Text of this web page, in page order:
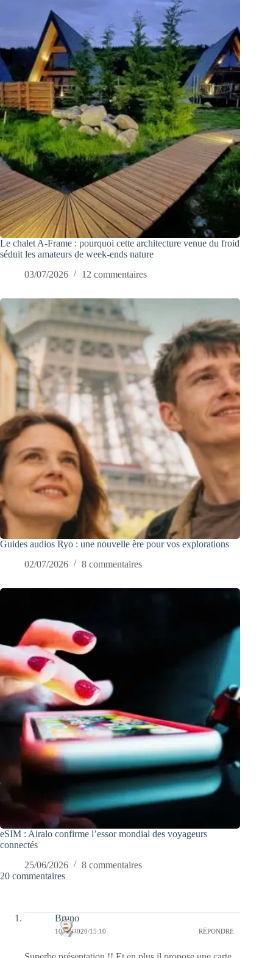
Le chalet A-Frame : pourquoi cette architecture venue du froid
séduit les amateurs de week-ends nature
03/07/2026
12 commentaires
Guides audios Ryo : une nouvelle ère pour vos explorations
02/07/2026
8 commentaires
eSIM : Airalo confirme l’essor mondial des voyageurs
connectés
25/06/2026
8 commentaires
20 commentaires
Bruno
10/08/2020/15:10 RÉPONDRE